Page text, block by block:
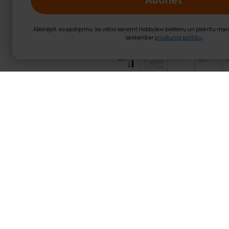
Abonējot, es apstiprinu, ka vēlos saņemt Hobbybox biļetenu un piekrītu
saskaņā ar privātuma politiku.